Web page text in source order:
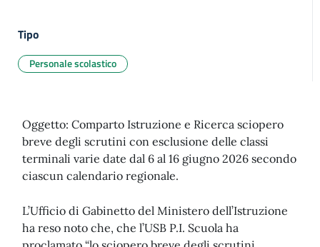
Tipo
Personale scolastico
Oggetto: Comparto Istruzione e Ricerca sciopero
breve degli scrutini con esclusione delle classi
terminali varie date dal 6 al 16 giugno 2026 secondo
ciascun calendario regionale.
L’Ufficio di Gabinetto del Ministero dell’Istruzione
ha reso noto che, che l’USB P.I. Scuola ha